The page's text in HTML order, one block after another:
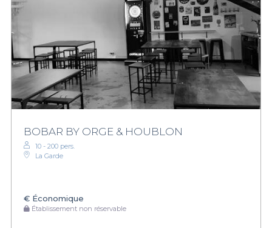
BOBAR BY ORGE & HOUBLON
10 - 200 pers.
La Garde
€ Économique
Établissement non réservable